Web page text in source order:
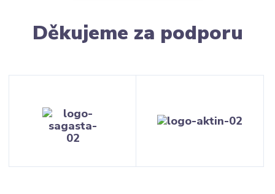
Děkujeme za podporu